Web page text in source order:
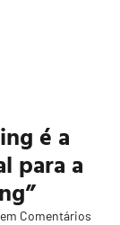
é a
para a
Comentários